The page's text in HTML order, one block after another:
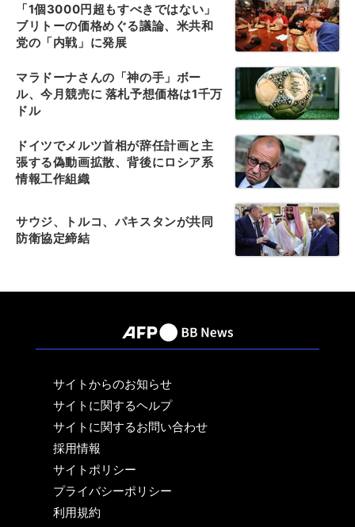
「1個3000円超もすべきではない」
ブリトーの価格めぐる議論、米共和
党の「内戦」に発展
マラドーナさんの「神の手」ボー
ル、今月競売に 落札予想価格は1千万
ドル
ドイツでメルツ首相が辞任計画と主
張する偽動画拡散、背後にロシア系
情報工作組織
サウジ、トルコ、パキスタンが共同
防衛協定締結
サイトからのお知らせ
サイトに関するヘルプ
サイトに関するお問い合わせ
採用情報
サイトポリシー
プライバシーポリシー
利用規約